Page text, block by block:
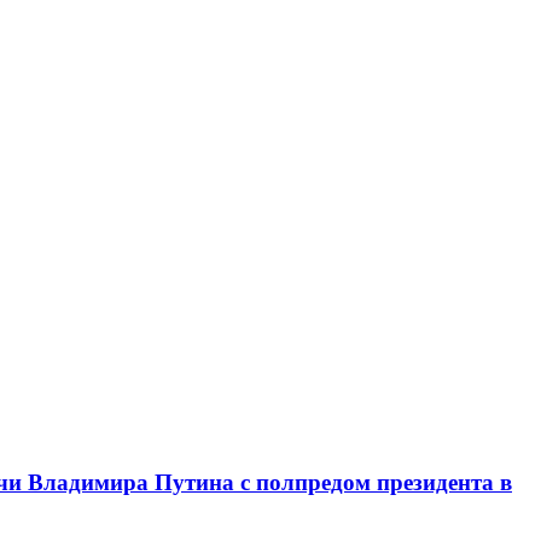
Владимира Путина с полпредом президента в